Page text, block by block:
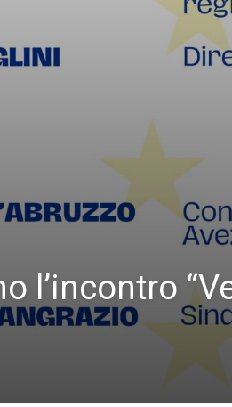
l’incontro